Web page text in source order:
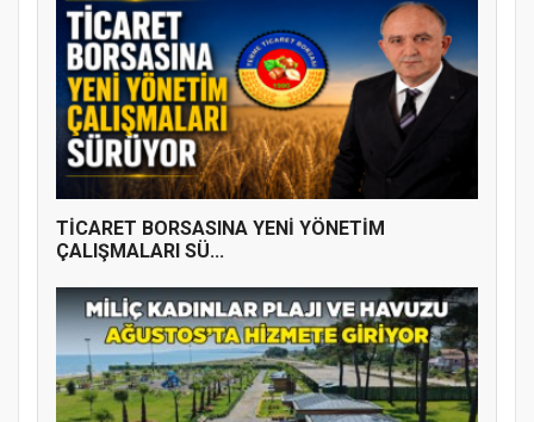
YENİ PARTİ TERME İLÇE BAŞKANLIĞINDA
ÜYE KATILIM PROGRAMI
TİCARET BORSASINA YENİ YÖNETİM
ÇALIŞMALARI SÜ...